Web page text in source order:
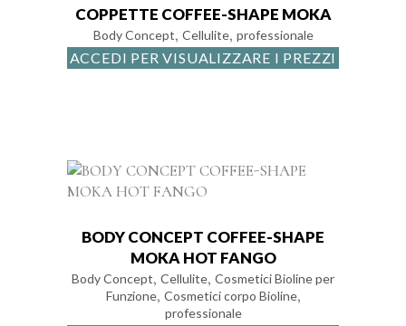
BASE
AL
COPPETTE COFFEE-SHAPE MOKA
Body Concept, Cellulite, professionale
ACCEDI PER VISUALIZZARE I PREZZI
BODY CONCEPT COFFEE-SHAPE
MOKA HOT FANGO
Body Concept, Cellulite, Cosmetici Bioline per
Funzione, Cosmetici corpo Bioline,
professionale